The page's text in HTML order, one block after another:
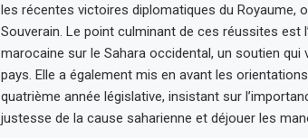
les récentes victoires diplomatiques du Royaume,
Souverain. Le point culminant de ces réussites est
marocaine sur le Sahara occidental, un soutien
pays. Elle a également mis en avant les
quatrième année législative, insistant sur
justesse de la cause saharienne et déjouer les